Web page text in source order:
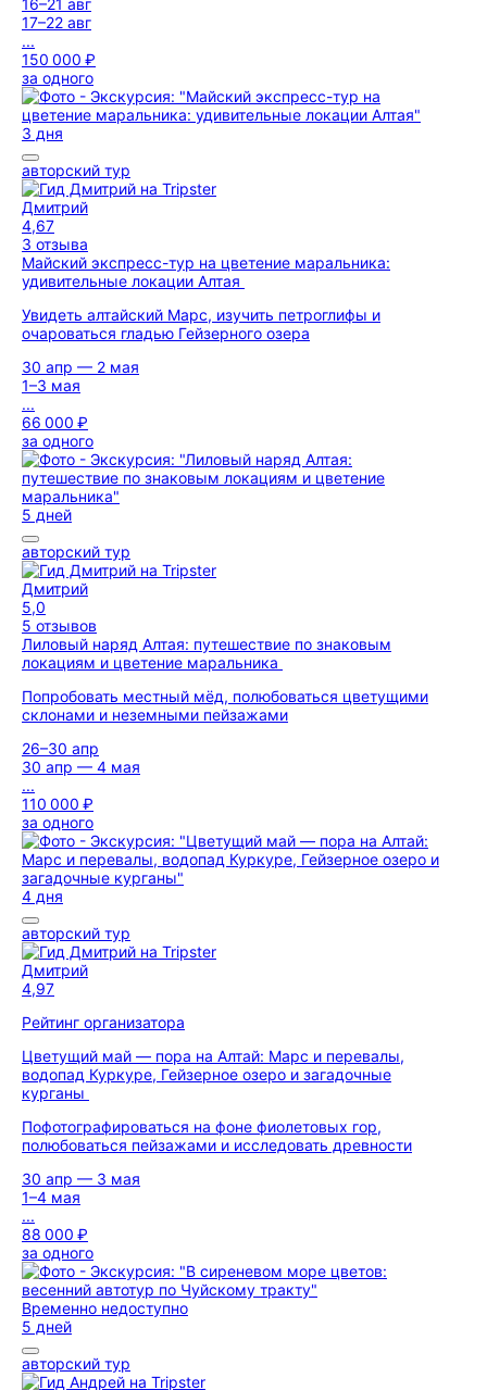
16–21 авг
17–22 авг
...
150 000 ₽
за одного
3 дня
авторский тур
Дмитрий
4,67
3 отзыва
Майский экспресс-тур на цветение маральника:
удивительные локации Алтая
Увидеть алтайский Марс, изучить петроглифы и
очароваться гладью Гейзерного озера
30 апр — 2 мая
1–3 мая
...
66 000 ₽
за одного
5 дней
авторский тур
Дмитрий
5,0
5 отзывов
Лиловый наряд Алтая: путешествие по знаковым
локациям и цветение маральника
Попробовать местный мёд, полюбоваться цветущими
склонами и неземными пейзажами
26–30 апр
30 апр — 4 мая
...
110 000 ₽
за одного
4 дня
авторский тур
Дмитрий
4,97
Рейтинг организатора
Цветущий май — пора на Алтай: Марс и перевалы,
водопад Куркуре, Гейзерное озеро и загадочные
курганы
Пофотографироваться на фоне фиолетовых гор,
полюбоваться пейзажами и исследовать древности
30 апр — 3 мая
1–4 мая
...
88 000 ₽
за одного
Временно недоступно
5 дней
авторский тур